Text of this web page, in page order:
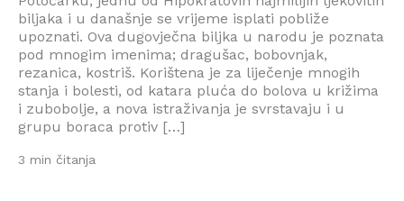
biljaka i u današnje se vrijeme isplati pobliže
upoznati. Ova dugovječna biljka u narodu je poznata
pod mnogim imenima; dragušac, bobovnjak,
rezanica, kostriš. Korištena je za liječenje mnogih
stanja i bolesti, od katara pluća do bolova u križima
i zubobolje, a nova istraživanja je svrstavaju i u
grupu boraca protiv […]
3 min čitanja